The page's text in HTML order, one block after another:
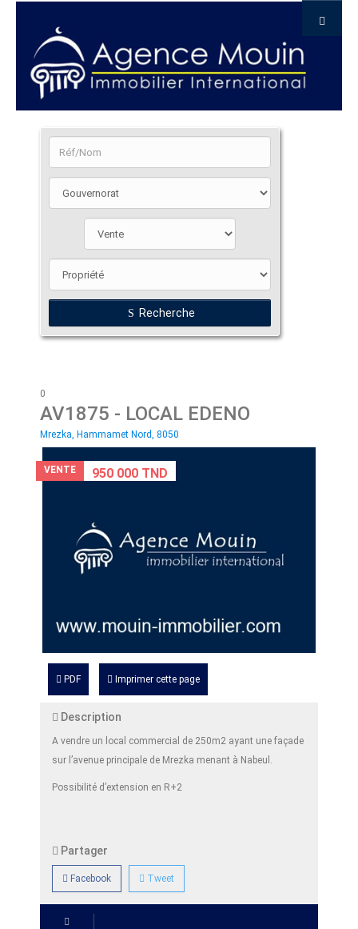
Recherche
0
AV1875 - LOCAL EDENO
Mrezka, Hammamet Nord, 8050
VENTE 950 000 TND
PDF Imprimer cette page
Description
A vendre un local commercial de 250m2 ayant une façade
sur l’avenue principale de Mrezka menant à Nabeul.
Possibilité d’extension en R+2
Partager
Facebook Tweet